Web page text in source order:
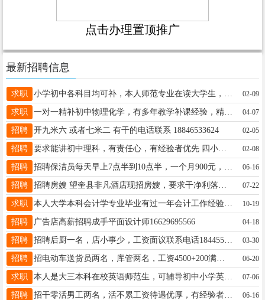
点击办理置顶推广
最新招聘信息
求职 02-09
求职 一对一精补初中物理化学，有多年教学补课经验，精准把握中考命题去向！☎️13651155615 04-07
招聘 开九米六 或者七米二 有干的电话联系 18846533624 02-05
招聘 要求能讲初中理科，有责任心，有经验者优先 四小学附近 15246556615 02-08
招聘 06-16
招聘 07-22
求职 本人大学本科会计学专业毕业有过一年会计工作经验熟练使用财务软件Excel表格想找一份会计相关工作 电话：17706616264（微信同步）家在望奎县里 10-19
招聘 广告店高薪招聘成手平面设计师16629695566 04-18
招聘 招聘后厨一名，店小事少，工资面议联系电话18445534561 03-30
招聘 招电动车送货员两名，库管两名，工资4500+200满勤，想找稳定工作的来电咨询15846682706 06-20
求职 本人是大三本科在校英语师范生，可辅导初中小学英语薄弱的学生，小学的数学语文也可以辅导，暑假可辅导小学生完成作业，家教或机构辅导，价格可议，有意者请加微信:18814762600 07-06
招聘 招干零活男工两名，活不累工资待遇优厚，有经验者优先，15765221108 06-16